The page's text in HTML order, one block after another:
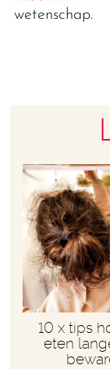
wetenschap.
10 x tips
eten